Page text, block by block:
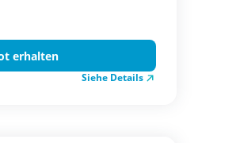
erhalten
Siehe Details